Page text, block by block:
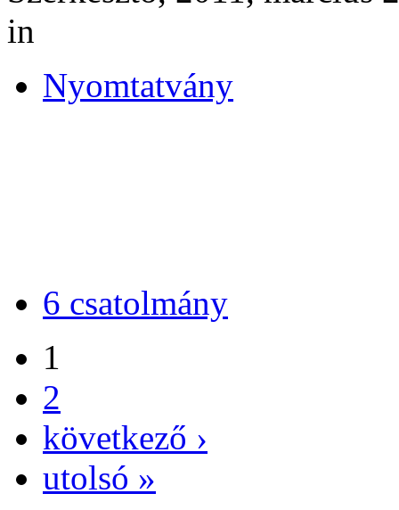
in
Nyomtatvány
6 csatolmány
1
2
következő ›
utolsó »